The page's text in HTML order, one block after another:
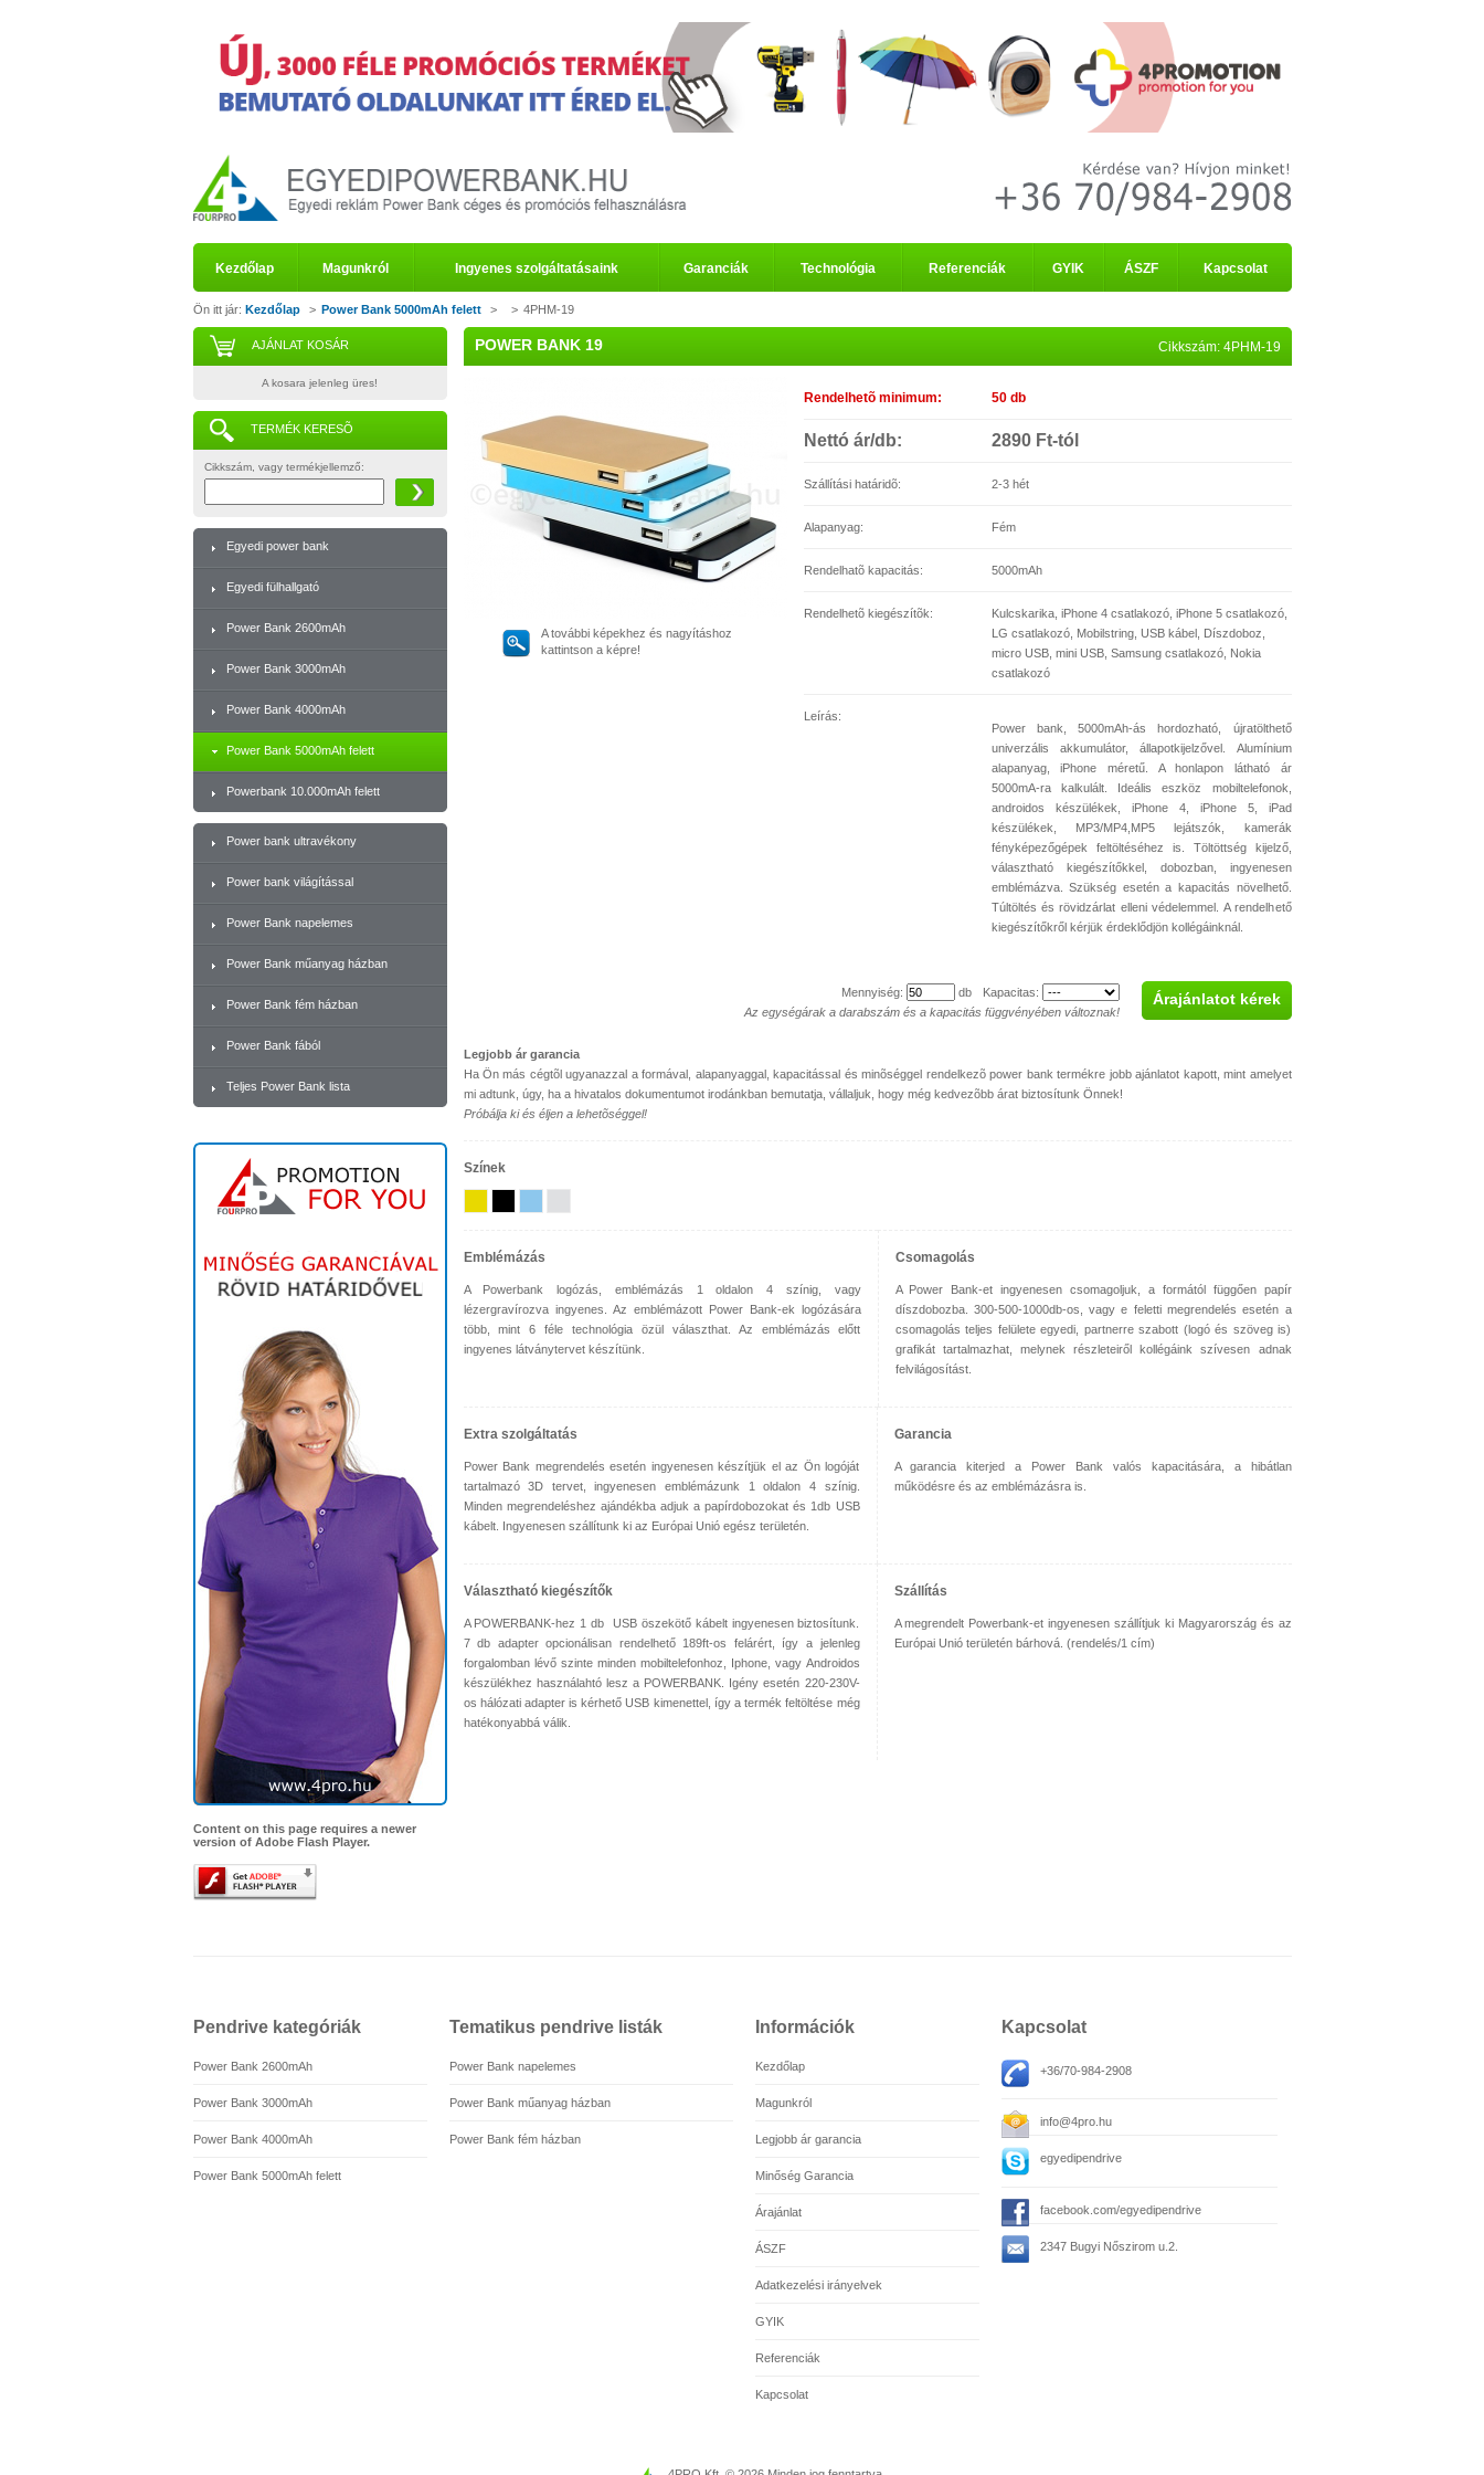
Kezdőlap Magunkról Ingyenes szolgáltatásaink Garanciák Technológia Referenciák GYIK ÁSZF Kapcsolat
Ön itt jár: Kezdőlap > Power Bank 5000mAh felett > > 4PHM-19
AJÁNLAT KOSÁR
A kosara jelenleg üres!
TERMÉK KERESÕ
Cikkszám, vagy termékjellemző:
Egyedi power bank
Egyedi fülhallgató
Power Bank 2600mAh
Power Bank 3000mAh
Power Bank 4000mAh
Power Bank 5000mAh felett
Powerbank 10.000mAh felett
Power bank ultravékony
Power bank világítással
Power Bank napelemes
Power Bank műanyag házban
Power Bank fém házban
Power Bank fából
Teljes Power Bank lista
Content on this page requires a newer
version of Adobe Flash Player.
POWER BANK 19 Cikkszám: 4PHM-19
A további képekhez és nagyításhoz
kattintson a képre!
Rendelhetõ minimum: 50 db
Nettó ár/db: 2890 Ft-tól
Szállítási határidõ: 2-3 hét
Alapanyag: Fém
Rendelhatõ kapacitás: 5000mAh
Rendelhetõ kiegészítõk:
Kulcskarika, iPhone 4 csatlakozó, iPhone 5 csatlakozó,
LG csatlakozó, Mobilstring, USB kábel, Díszdoboz,
micro USB, mini USB, Samsung csatlakozó, Nokia
csatlakozó
Leírás:
Power bank, 5000mAh-ás hordozható, újratölthető
univerzális akkumulátor, állapotkijelzővel. Alumínium
alapanyag, iPhone méretű. A honlapon látható ár
5000mA-ra kalkulált. Ideális eszköz mobiltelefonok,
androidos készülékek, iPhone 4, iPhone 5, iPad
készülékek, MP3/MP4,MP5 lejátszók, kamerák
fényképezőgépek feltöltéséhez is. Töltöttség kijelző,
választható kiegészítőkkel, dobozban, ingyenesen
emblémázva. Szükség esetén a kapacitás növelhető.
Túltöltés és rövidzárlat elleni védelemmel. A rendelhető
kiegészítőkről kérjük érdeklődjön kollégáinknál.
Árajánlatot kérek
Kapacitas:
Mennyiség:
db
Az egységárak a darabszám és a kapacitás függvényében változnak!
Legjobb ár garancia
Ha Ön más cégtõl ugyanazzal a formával, alapanyaggal, kapacitással és minõséggel rendelkezõ power bank termékre jobb ajánlatot kapott, mint amelyet
mi adtunk, úgy, ha a hivatalos dokumentumot irodánkban bemutatja, vállaljuk, hogy még kedvezõbb árat biztosítunk Önnek!
Próbálja ki és éljen a lehetõséggel!
Színek
Emblémázás
A Powerbank logózás, emblémázás 1 oldalon 4 színig, vagy
lézergravírozva ingyenes. Az emblémázott Power Bank-ek logózására
több, mint 6 féle technológia özül választhat. Az emblémázás előtt
ingyenes látványtervet készítünk.
Csomagolás
A Power Bank-et ingyenesen csomagoljuk, a formától függően papír
díszdobozba. 300-500-1000db-os, vagy e feletti megrendelés esetén a
csomagolás teljes felülete egyedi, partnerre szabott (logó és szöveg is)
grafikát tartalmazhat, melynek részleteiről kollégáink szívesen adnak
felvilágosítást.
Extra szolgáltatás
Power Bank megrendelés esetén ingyenesen készítjük el az Ön logóját
tartalmazó 3D tervet, ingyenesen emblémázunk 1 oldalon 4 színig.
Minden megrendeléshez ajándékba adjuk a papírdobozokat és 1db USB
kábelt. Ingyenesen szállítunk ki az Európai Unió egész területén.
Garancia
A garancia kiterjed a Power Bank valós kapacitására, a hibátlan
működésre és az emblémázásra is.
Választható kiegészítők
A POWERBANK-hez 1 db USB öszekötő kábelt ingyenesen biztosítunk.
7 db adapter opcionálisan rendelhető 189ft-os felárért, így a jelenleg
forgalomban lévő szinte minden mobiltelefonhoz, Iphone, vagy Androidos
készülékhez használahtó lesz a POWERBANK. Igény esetén 220-230V-
os hálózati adapter is kérhető USB kimenettel, így a termék feltöltése még
hatékonyabbá válik.
Szállítás
A megrendelt Powerbank-et ingyenesen szállítjuk ki Magyarország és az
Európai Unió területén bárhová. (rendelés/1 cím)
Pendrive kategóriák
Power Bank 2600mAh
Power Bank 3000mAh
Power Bank 4000mAh
Power Bank 5000mAh felett
Tematikus pendrive listák
Power Bank napelemes
Power Bank műanyag házban
Power Bank fém házban
Információk
Kezdőlap
Magunkról
Legjobb ár garancia
Minőség Garancia
Árajánlat
ÁSZF
Adatkezelési irányelvek
GYIK
Referenciák
Kapcsolat
Kapcsolat
+36/70-984-2908
info@4pro.hu
egyedipendrive
facebook.com/egyedipendrive
2347 Bugyi Nőszirom u.2.